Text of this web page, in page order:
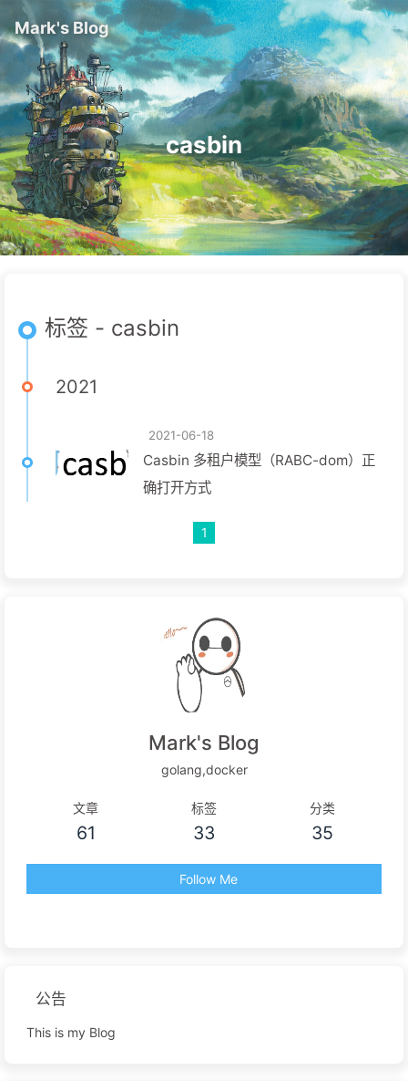
Mark's Blog
casbin
标签 - casbin
2021
2021-06-18
Casbin 多租户模型（RABC-dom）正
确打开方式
1
Mark's Blog
golang,docker
文章
61
标签
33
分类
35
Follow Me
公告
This is my Blog